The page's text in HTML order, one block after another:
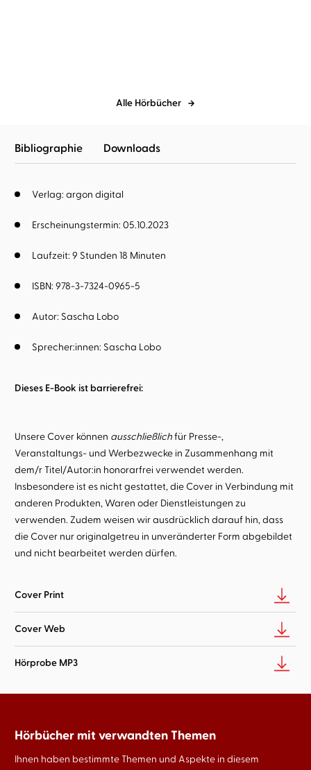
Alle Hörbücher
Bibliographie Downloads
Verlag: argon digital
Erscheinungstermin: 05.10.2023
Laufzeit: 9 Stunden 18 Minuten
ISBN: 978-3-7324-0965-5
Autor: Sascha Lobo
Sprecher:innen: Sascha Lobo
Dieses E-Book ist barrierefrei:
Unsere Cover können ausschließlichfür Presse-,
Veranstaltungs- und Werbezwecke in Zusammenhang mit
dem/r Titel/Autor:in honorarfrei verwendet werden.
Insbesondere ist es nicht gestattet, die Cover in Verbindung mit
anderen Produkten, Waren oder Dienstleistungen zu
verwenden. Zudem weisen wir ausdrücklich darauf hin, dass
die Cover nur originalgetreu in unveränderter Form abgebildet
und nicht bearbeitet werden dürfen.
Cover Print
Cover Web
Hörprobe MP3
Hörbücher mit verwandten Themen
Ihnen haben bestimmte Themen und Aspekte in diesem